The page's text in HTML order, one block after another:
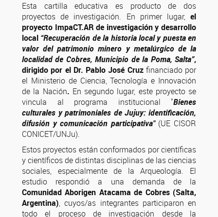
Esta cartilla educativa es producto de dos
proyectos de investigación. En primer lugar, el
proyecto ImpaCT.AR de investigación y desarrollo
local “Recuperación de la historia local y puesta en
valor del patrimonio minero y metalúrgico de la
localidad de Cobres, Municipio de la Poma, Salta”,
dirigido por el Dr. Pablo José Cruz financiado por
el Ministerio de Ciencia, Tecnología e Innovación
de la Nación. En segundo lugar, este proyecto se
vincula al programa institucional "Bienes
culturales y patrimoniales de Jujuy: identificación,
difusión y comunicación participativa"(UE CISOR
CONICET/UNJu).
Estos proyectos están conformados por científicas
y científicos de distintas disciplinas de las ciencias
sociales, especialmente de la Arqueología. El
estudio respondió a una demanda de la
Comunidad Aborigen Atacama de Cobres (Salta,
Argentina), cuyos/as integrantes participaron en
todo el proceso de investigación desde la